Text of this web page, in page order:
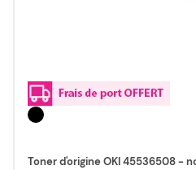
Toner d'origine OKI 45536508 -